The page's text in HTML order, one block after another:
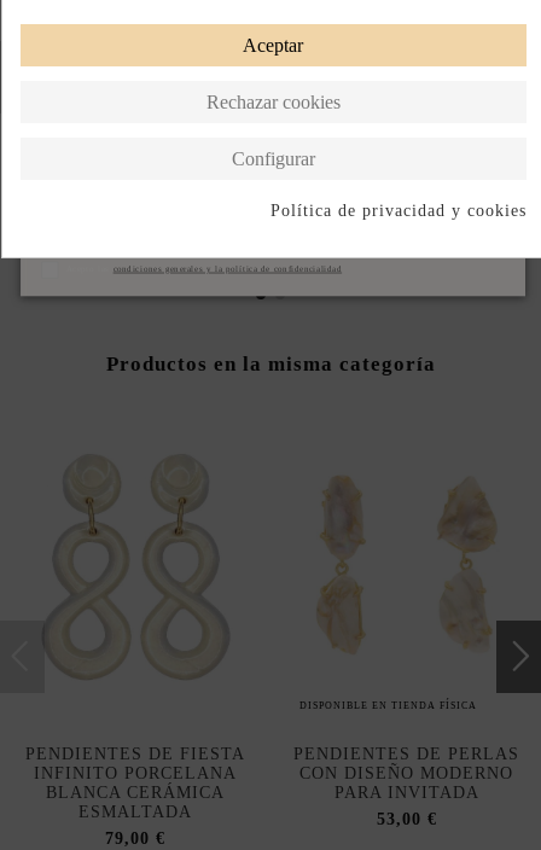
AROS VERDE FLÚOR
Productos en la misma categoría
PENDIENTES DE FIESTA
INFINITO PORCELANA
BLANCA CERÁMICA
ESMALTADA
79,00 €
DISPONIBLE EN TIENDA FÍSICA
PENDIENTES DE PERLAS
CON DISEÑO MODERNO
PARA INVITADA
53,00 €
condiciones generales y la política de confidencialidad
Aceptar
Rechazar cookies
Configurar
Política de privacidad y cookies